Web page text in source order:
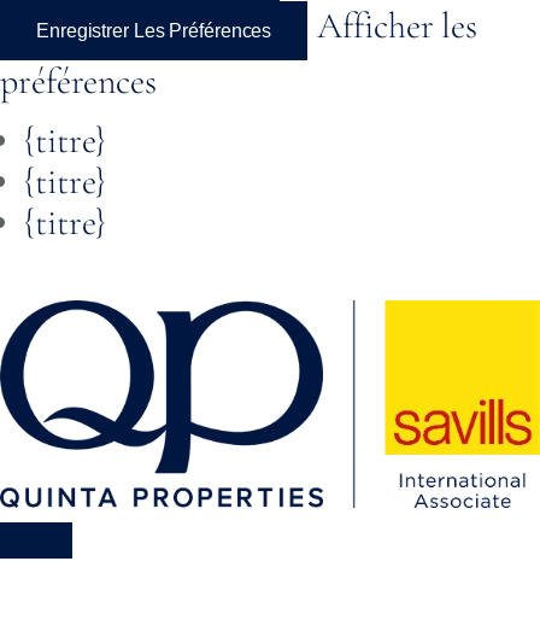
Enregistrer Les Préférences
Afficher les
préférences
{titre}
{titre}
{titre}
Skip to